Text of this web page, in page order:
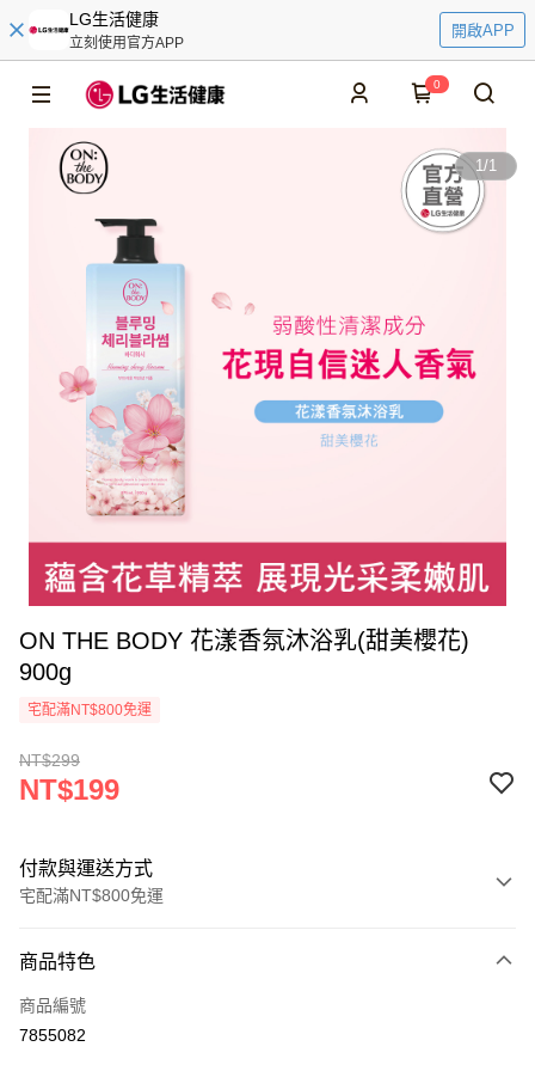
LG生活健康
立刻使用官方APP
開啟APP
0
1/1
ON THE BODY 花漾香氛沐浴乳(甜美櫻花)
900g
宅配滿NT$800免運
NT$299
NT$199
付款與運送方式
宅配滿NT$800免運
信用卡一次付款
LINE Pay
商品特色
商品編號
7855082